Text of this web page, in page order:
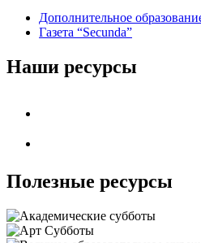
Дополнительное
Газета “Secunda”
Наши ресурсы
Полезные ресурсы